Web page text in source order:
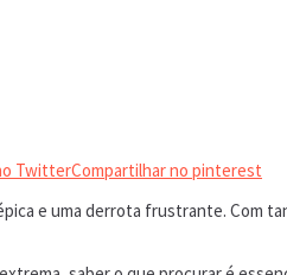
TwitterCompartilhar no pinterest
e uma derrota frustrante.